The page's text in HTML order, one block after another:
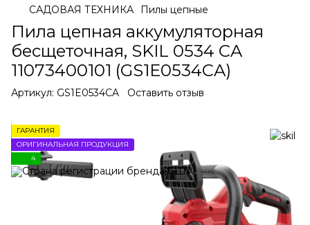
САДОВАЯ ТЕХНИКА Пилы цепные
Пила цепная аккумуляторная
бесщеточная, SKIL 0534 CA
11073400101 (GS1E0534CA)
Артикул: GS1E0534CA Оставить отзыв
ГАРАНТИЯ
ОРИГИНАЛЬНАЯ ПРОДУКЦИЯ
4